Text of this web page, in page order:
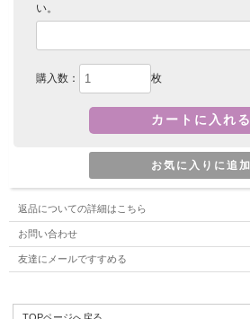
い。
購入数： 枚
返品についての詳細はこちら
お問い合わせ
友達にメールですすめる